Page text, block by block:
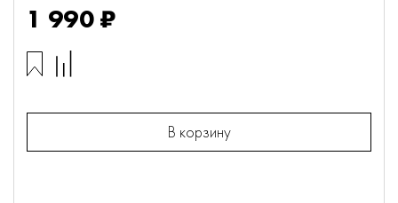
1 990 ₽
В корзину